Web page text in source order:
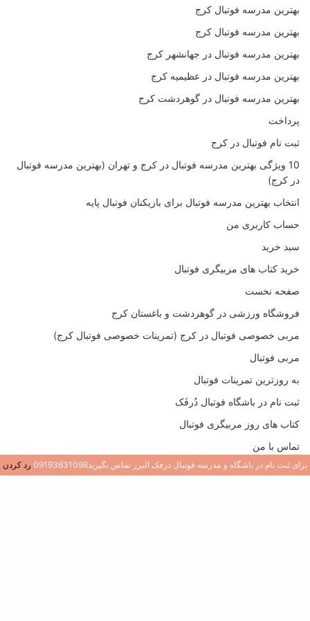
بهترین مدرسه فوتبال کرج
بهترین مدرسه فوتبال کرج
بهترین مدرسه فوتبال در جهانشهر کرج
بهترین مدرسه فوتبال در عظیمیه کرج
بهترین مدرسه فوتبال در گوهردشت کرج
پرداخت
ثبت نام فوتبال در کرج
10 ویژگی بهترین مدرسه فوتبال در کرج و تهران (بهترین مدرسه فوتبال
در کرج)
انتخاب بهترین مدرسه فوتبال برای بازیکنان فوتبال پایه
حساب کاربری من
سبد خرید
خرید کتاب های مربیگری فوتبال
صفحه نخست
فروشگاه ورزشی در گوهردشت و باغستان کرج
مربی خصوصی فوتبال در کرج (تمرینات خصوصی فوتبال کرج)
مربی فوتبال
به روزترین تمرینات فوتبال
ثبت نام در باشگاه فوتبال دُرفَک
کتاب های روز مربیگری فوتبال
تماس با من
در یک مدرسه فوتبال یا باشگاه جدید فوتبال باید دنبال چه چیزی باشیم؟
برای ثبت نام در باشگاه و مدرسه فوتبال درفک البرز تماس بگیرید09193631098 رد کردن